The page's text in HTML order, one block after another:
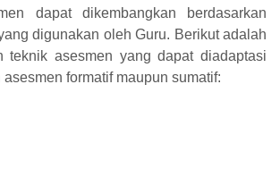
dapat dikembangkan berdasarkan
digunakan oleh Guru. Berikut adalah
teknik asesmen yang dapat diadaptasi
formatif maupun sumatif: